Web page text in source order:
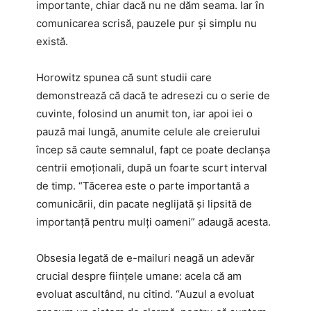
importante, chiar dacă nu ne dăm seama. Iar în
comunicarea scrisă, pauzele pur și simplu nu
există.
Horowitz spunea că sunt studii care
demonstrează că dacă te adresezi cu o serie de
cuvinte, folosind un anumit ton, iar apoi iei o
pauză mai lungă, anumite celule ale creierului
încep să caute semnalul, fapt ce poate declanșa
centrii emoționali, după un foarte scurt interval
de timp. “Tăcerea este o parte importantă a
comunicării, din pacate neglijată și lipsită de
importanță pentru mulți oameni” adaugă acesta.
Obsesia legată de e-mailuri neagă un adevăr
crucial despre ființele umane: acela că am
evoluat ascultând, nu citind. “Auzul a evoluat